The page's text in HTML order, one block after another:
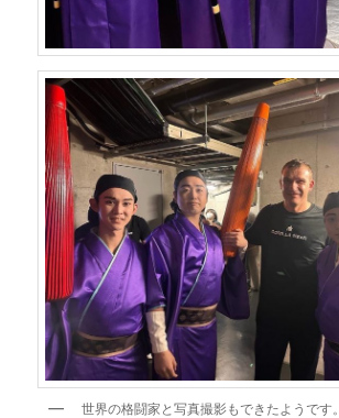
世界の格闘家と写真撮影もできたようです。